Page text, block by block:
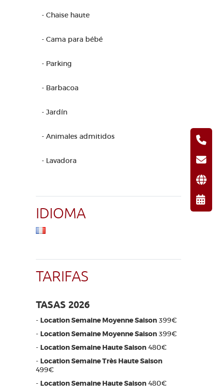
- Chaise haute
- Cama para bébé
- Parking
- Barbacoa
- Jardín
- Animales admitidos
- Lavadora
IDIOMA
TARIFAS
TASAS 2026
- Location Semaine Moyenne Saison 399€
- Location Semaine Moyenne Saison 399€
- Location Semaine Haute Saison 480€
- Location Semaine Très Haute Saison
499€
- Location Semaine Haute Saison 480€